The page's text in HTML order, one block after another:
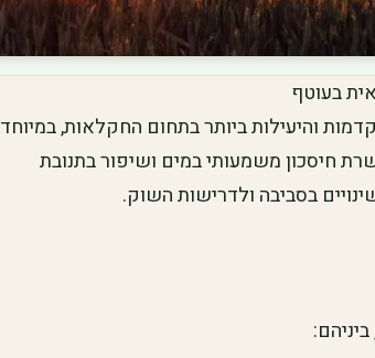
בעוטף
והיעילות ביותר בתחום החקלאות, במיוחד
חיסכון משמעותי במים ושיפור בתנובת
בסביבה ולדרישות השוק.